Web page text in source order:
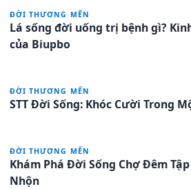
ĐỜI THƯƠNG MẾN
Lá sống đời uống trị bệnh gì?
của Biupbo
ĐỜI THƯƠNG MẾN
STT Đời Sống: Khóc Cười Trong
ĐỜI THƯƠNG MẾN
Khám Phá Đời Sống Chợ Đêm
Nhộn